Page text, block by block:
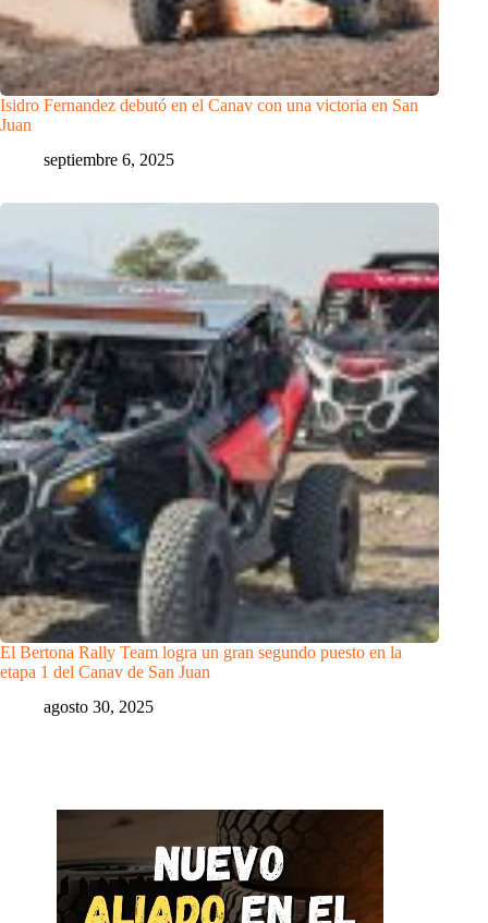
Isidro Fernandez debutó en el Canav con una victoria en San
Juan
septiembre 6, 2025
El Bertona Rally Team logra un gran segundo puesto en la
etapa 1 del Canav de San Juan
agosto 30, 2025